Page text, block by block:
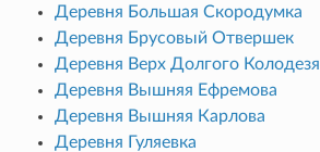
Деревня Большая Скородумка
Деревня Брусовый Отвершек
Деревня Верх Долгого Колодезя
Деревня Вышняя Ефремова
Деревня Вышняя Карлова
Деревня Гуляевка